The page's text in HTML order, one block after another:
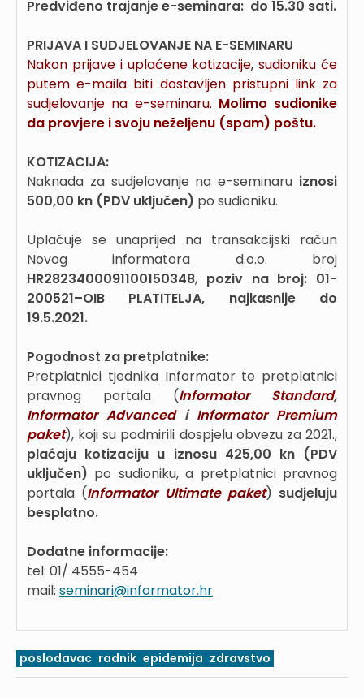
Predviđeno trajanje e-seminara: do 15.30 sati.
PRIJAVA I SUDJELOVANJE NA E-SEMINARU
Nakon prijave i uplaćene kotizacije, sudioniku će
putem e-maila biti dostavljen pristupni link za
sudjelovanje na e-seminaru. Molimo sudionike
da provjere i svoju neželjenu (spam) poštu.
KOTIZACIJA:
Naknada za sudjelovanje na e-seminaru iznosi
500,00 kn (PDV uključen) po sudioniku.
Uplaćuje se unaprijed na transakcijski račun
Novog informatora d.o.o. broj
HR2823400091100150348, poziv na broj: 01-
200521–OIB PLATITELJA, najkasnije do
19.5.2021.
Pogodnost za pretplatnike:
Pretplatnici tjednika Informator te pretplatnici
pravnog portala (Informator Standard,
Informator Advancedi Informator Premium
paket), koji su podmirili dospjelu obvezu za 2021.,
plaćaju kotizaciju u iznosu 425,00 kn (PDV
uključen) po sudioniku, a pretplatnici pravnog
portala (Informator Ultimate paket) sudjeluju
besplatno.
Dodatne informacije:
tel: 01/ 4555-454
mail: seminari@informator.hr
poslodavac radnik epidemija zdravstvo